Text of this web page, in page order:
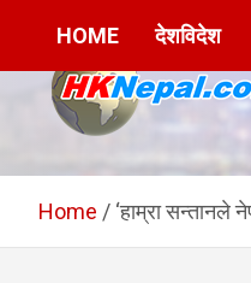
हङकङबाट
hknepal, hknepal.com, hk
HOME देशविदेश
Home ‘हाम्रा सन्तानले